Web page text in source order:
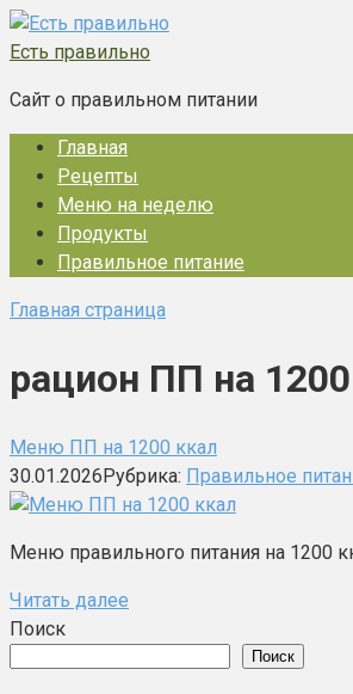
Перейти
к
Есть правильно
Сайт о правильном питании
Главная
Рецепты
Меню на неделю
Продукты
Правильное питание
Главная страница
рацион ПП на
Меню ПП на 1200 ккал
30.01.2026Рубрика: Правильное
Меню правильного питания на 1200
Читать далее
Поиск
Поиск